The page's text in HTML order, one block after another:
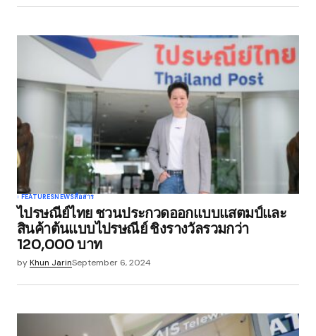
FEATURESNEWSสื่อสาร
ไปรษณีย์ไทย ชวนประกวดออกแบบแสตมป์และ
สินค้าต้นแบบไปรษณีย์ ชิงรางวัลรวมกว่า
120,000 บาท
byKhun JarinSeptember 6, 2024